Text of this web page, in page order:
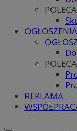
OGŁOSZENIA
REKLAMA